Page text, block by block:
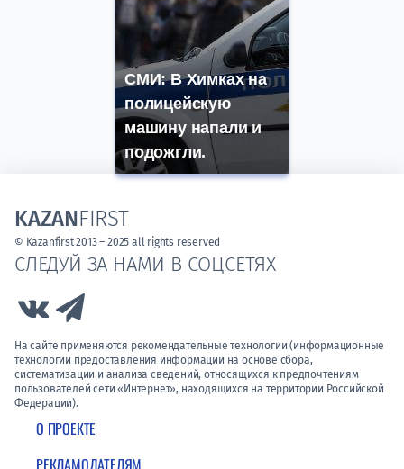
СМИ: В Химках на
полицейскую
машину напали и
подожгли.
О ПРОЕКТЕ
РЕКЛАМОДАТЕЛЯМ
СЛЕДУЙ ЗА НАМИ В СОЦСЕТЯХ
Link to Vk
На сайте применяются рекомендательные технологии (информационные
технологии предоставления информации на основе сбора,
систематизации и анализа сведений, относящихся к предпочтениям
пользователей сети «Интернет», находящихся на территории Российской
Федерации).
KAZANFIRST
© Kazanfirst 2013 – 2025 all rights reserved